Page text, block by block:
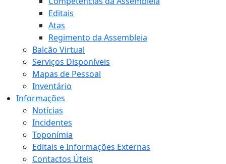
Editais
Atas
Regimento da Assembleia
Balcão Virtual
Serviços Disponíveis
Mapas de Pessoal
Inventário
Informações
Notícias
Incidentes
Toponímia
Editais e Informações Externas
Contactos Úteis